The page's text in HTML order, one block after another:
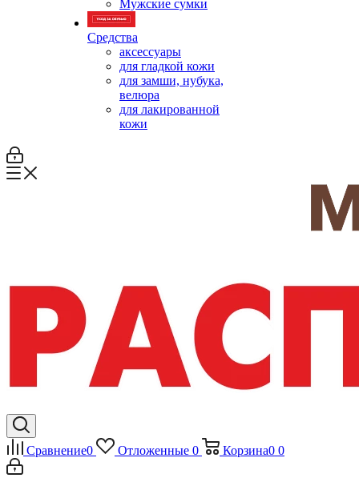
Мужские сумки
Средства
аксессуары
для гладкой кожи
для замши, нубука,
велюра
для лакированной
кожи
Сравнение0 Отложенные 0 Корзина0 0